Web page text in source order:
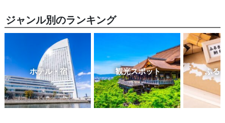
ジャンル別のランキング
ホテル・宿 観光スポット ふる